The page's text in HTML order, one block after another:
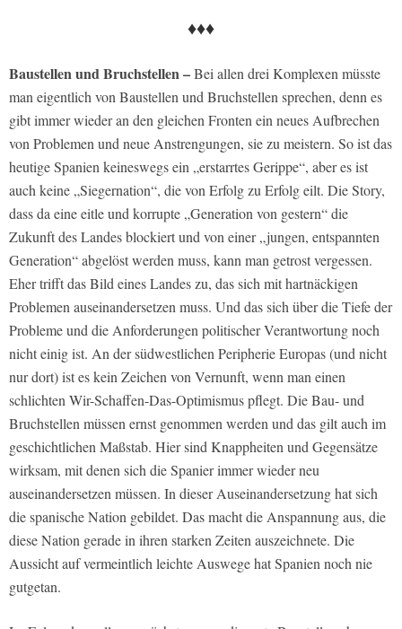
♦♦♦
Baustellen und Bruchstellen –Bei allen drei Komplexen müsste
man eigentlich von Baustellen und Bruchstellen sprechen, denn es
gibt immer wieder an den gleichen Fronten ein neues Aufbrechen
von Problemen und neue Anstrengungen, sie zu meistern. So ist das
heutige Spanien keineswegs ein „erstarrtes Gerippe“, aber es ist
auch keine „Siegernation“, die von Erfolg zu Erfolg eilt. Die Story,
dass da eine eitle und korrupte „Generation von gestern“ die
Zukunft des Landes blockiert und von einer „jungen, entspannten
Generation“ abgelöst werden muss, kann man getrost vergessen.
Eher trifft das Bild eines Landes zu, das sich mit hartnäckigen
Problemen auseinandersetzen muss. Und das sich über die Tiefe der
Probleme und die Anforderungen politischer Verantwortung noch
nicht einig ist. An der südwestlichen Peripherie Europas (und nicht
nur dort) ist es kein Zeichen von Vernunft, wenn man einen
schlichten Wir-Schaffen-Das-Optimismus pflegt. Die Bau- und
Bruchstellen müssen ernst genommen werden und das gilt auch im
geschichtlichen Maßstab. Hier sind Knappheiten und Gegensätze
wirksam, mit denen sich die Spanier immer wieder neu
auseinandersetzen müssen. In dieser Auseinandersetzung hat sich
die spanische Nation gebildet. Das macht die Anspannung aus, die
diese Nation gerade in ihren starken Zeiten auszeichnete. Die
Aussicht auf vermeintlich leichte Auswege hat Spanien noch nie
gutgetan.